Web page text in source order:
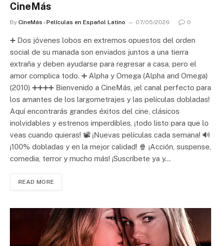
CineMás
By CineMás - Películas en Español Latino 07/05/2026 0
➕ Dos jóvenes lobos en extremos opuestos del orden
social de su manada son enviados juntos a una tierra
extraña y deben ayudarse para regresar a casa, pero el
amor complica todo. ➕ Alpha y Omega (Alpha and Omega)
(2010) ➕➕➕➕ Bienvenido a CineMás, ¡el canal perfecto para
los amantes de los largometrajes y las películas dobladas!
Aquí encontrarás grandes éxitos del cine, clásicos
inolvidables y estrenos imperdibles, ¡todo listo para que lo
veas cuando quieras! 📽️ ¡Nuevas películas cada semana! 🔊
¡100% dobladas y en la mejor calidad! 🍿 ¡Acción, suspense,
comedia, terror y mucho más! ¡Suscríbete ya y…
READ MORE